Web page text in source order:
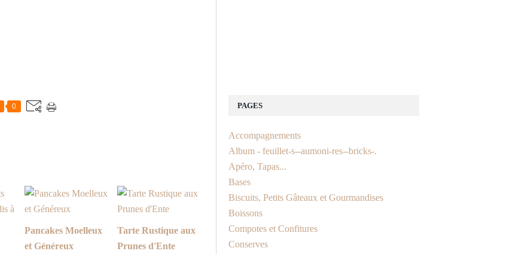
0
Pancakes Moelleux
et Généreux
Tarte Rustique aux
Prunes d'Ente
PAGES
Accompagnements
Album - feuillet-s--aumoni-res--bricks-.
Apéro, Tapas...
Bases
Biscuits, Petits Gâteaux et Gourmandises
Boissons
Compotes et Confitures
Conserves